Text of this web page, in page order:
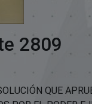
2809
QUE